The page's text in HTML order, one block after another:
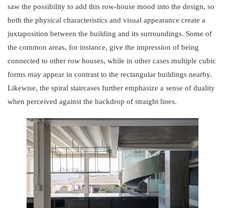
saw the possibility to add this row-house mood into the design, so
both the physical characteristics and visual appearance create a
juxtaposition between the building and its surroundings. Some of
the common areas, for instance, give the impression of being
connected to other row houses, while in other cases multiple cubic
forms may appear in contrast to the rectangular buildings nearby.
Likewise, the spiral staircases further emphasize a sense of duality
when perceived against the backdrop of straight lines.